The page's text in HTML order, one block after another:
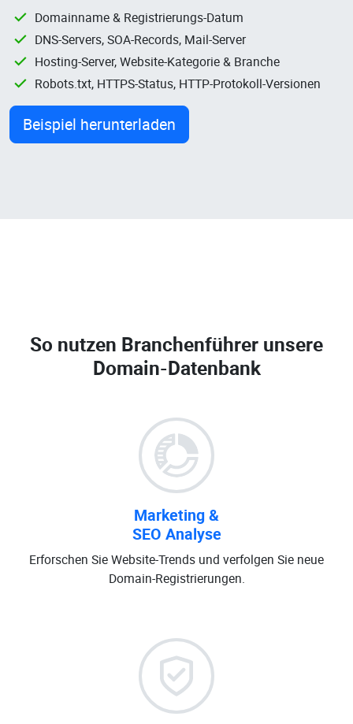
Domainname & Registrierungs-Datum
DNS-Servers, SOA-Records, Mail-Server
Hosting-Server, Website-Kategorie & Branche
Robots.txt, HTTPS-Status, HTTP-Protokoll-Versionen
Beispiel herunterladen
So nutzen Branchenführer unsere
Domain-Datenbank
Marketing &
SEO Analyse
Erforschen Sie Website-Trends und verfolgen Sie neue
Domain-Registrierungen.